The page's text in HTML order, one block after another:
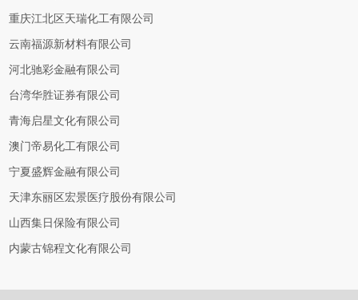
重庆江北区天瑞化工有限公司
云南福源新材料有限公司
河北驰彩金融有限公司
台湾华胜证券有限公司
青海启星文化有限公司
澳门帝易化工有限公司
宁夏盛辉金融有限公司
天津东丽区宏景医疗股份有限公司
山西集日保险有限公司
内蒙古锦程文化有限公司